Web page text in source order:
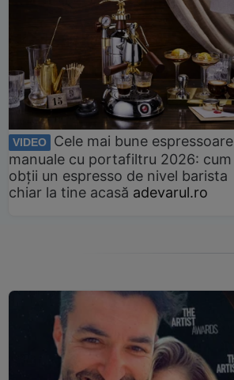
VIDEO
Cele mai bune espressoare
manuale cu portafiltru 2026: cum
obții un espresso de nivel barista
chiar la tine acasă adevarul.ro